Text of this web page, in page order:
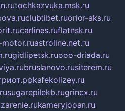
tochkazvuka.msk.ru
clubtibet.ruorior-aks.ru
carlines.ruflatnsk.ru
motor.ruastroline.net.ru
gidlipetsk.ruooo-driada.ru
bruslanovo.rusiterem.ru
kafekolizey.ru
sugarepilekb.rugrinox.ru
kameryjooan.ru